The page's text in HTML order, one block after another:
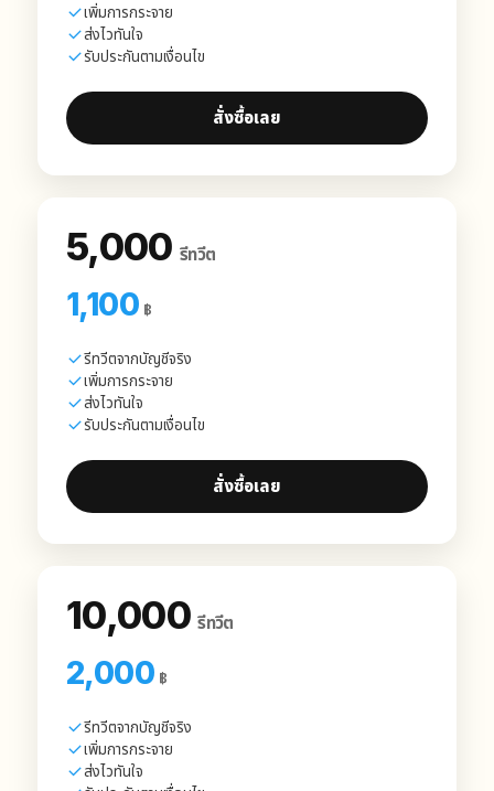
เพิ่มการกระจาย
ส่งไวทันใจ
รับประกันตามเงื่อนไข
สั่งซื้อเลย
5,000 รีทวีต
1,100 ฿
รีทวีตจากบัญชีจริง
เพิ่มการกระจาย
ส่งไวทันใจ
รับประกันตามเงื่อนไข
สั่งซื้อเลย
10,000รีทวีต
2,000 ฿
รีทวีตจากบัญชีจริง
เพิ่มการกระจาย
ส่งไวทันใจ